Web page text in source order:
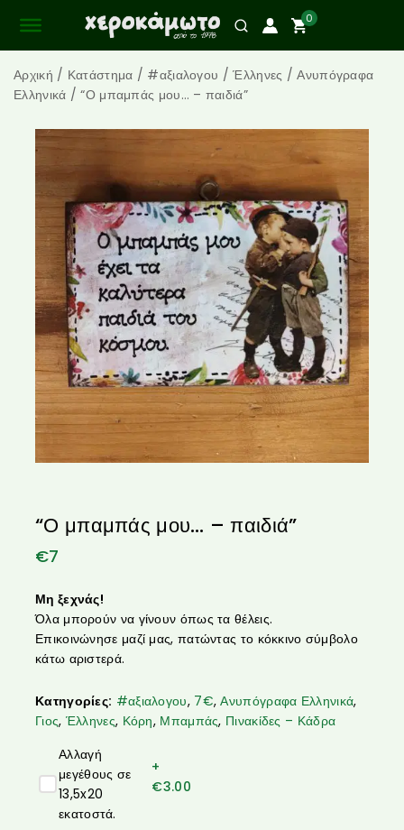
0
Αρχική / Κατάστημα / #αξιαλογου / Έλληνες / Ανυπόγραφα
Ελληνικά / “Ο μπαμπάς μου… – παιδιά”
“Ο μπαμπάς μου… – παιδιά”
€7
Μη ξεχνάς!
Όλα μπορούν να γίνουν όπως τα θέλεις.
Επικοινώνησε μαζί μας, πατώντας το κόκκινο σύμβολο
κάτω αριστερά.
Κατηγορίες: #αξιαλογου, 7€,Ανυπόγραφα Ελληνικά,
Γιος, Έλληνες, Κόρη, Μπαμπάς, Πινακίδες – Κάδρα
Αλλαγή
μεγέθους σε
13,5x20
εκατοστά.
+
€3.00